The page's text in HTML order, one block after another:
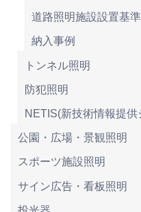
道路照明施設設置基
納入事例
トンネル照明
防犯照明
NETIS(新技術情報提
公園・広場・景観照明
スポーツ施設照明
サイン広告・看板照明